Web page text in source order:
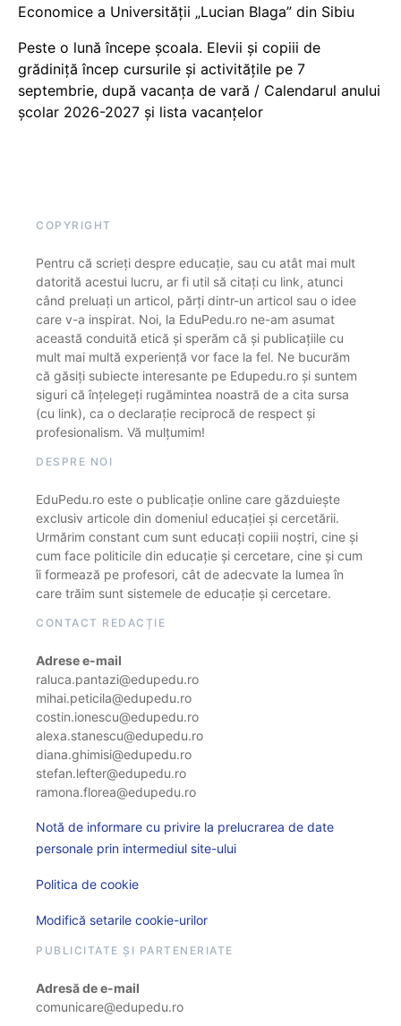
Economice a Universității „Lucian Blaga” din Sibiu
Peste o lună începe școala. Elevii și copiii de
grădiniță încep cursurile și activitățile pe 7
septembrie, după vacanța de vară / Calendarul anului
școlar 2026-2027 și lista vacanțelor
COPYRIGHT
Pentru că scrieți despre educație, sau cu atât mai mult
datorită acestui lucru, ar fi util să citați cu link, atunci
când preluați un articol, părți dintr-un articol sau o idee
care v-a inspirat. Noi, la EduPedu.ro ne-am asumat
această conduită etică și sperăm că și publicațiile cu
mult mai multă experiență vor face la fel. Ne bucurăm
că găsiți subiecte interesante pe Edupedu.ro și suntem
siguri că înțelegeți rugămintea noastră de a cita sursa
(cu link), ca o declarație reciprocă de respect și
profesionalism. Vă mulțumim!
DESPRE NOI
EduPedu.ro este o publicație online care găzduiește
exclusiv articole din domeniul educației și cercetării.
Urmărim constant cum sunt educați copiii noștri, cine și
cum face politicile din educație și cercetare, cine și cum
îi formează pe profesori, cât de adecvate la lumea în
care trăim sunt sistemele de educație și cercetare.
CONTACT REDACȚIE
Adrese e-mail
raluca.pantazi@edupedu.ro
mihai.peticila@edupedu.ro
costin.ionescu@edupedu.ro
alexa.stanescu@edupedu.ro
diana.ghimisi@edupedu.ro
stefan.lefter@edupedu.ro
ramona.florea@edupedu.ro
Notă de informare cu privire la prelucrarea de date
personale prin intermediul site-ului
Politica de cookie
Modifică setarile cookie-urilor
PUBLICITATE ȘI PARTENERIATE
Adresă de e-mail
comunicare@edupedu.ro